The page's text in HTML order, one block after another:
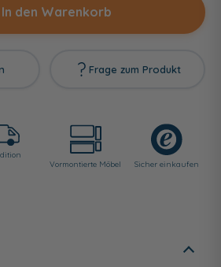
In den Warenkorb
Frage zum Produkt
Vormontierte Möbel
Sicher einkaufen